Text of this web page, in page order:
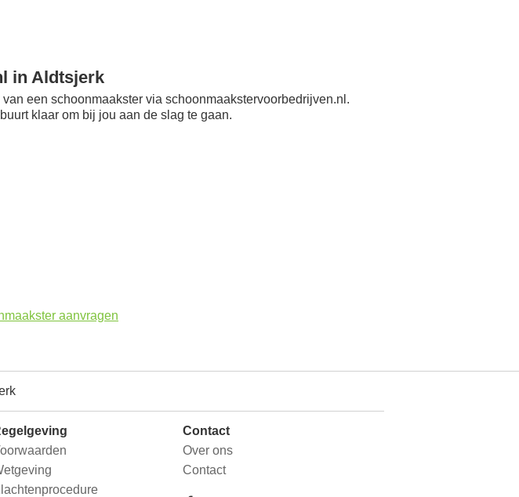
in Aldtsjerk
een schoonmaakster via schoonmaakstervoorbedrijven.nl.
klaar om bij jou aan de slag te gaan.
aanvragen
Contact
Over ons
Contact